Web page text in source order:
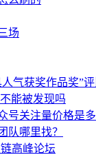
场
气获奖作品奖”
能被发现吗
号关注量价格是
队哪里找？
高峰论坛